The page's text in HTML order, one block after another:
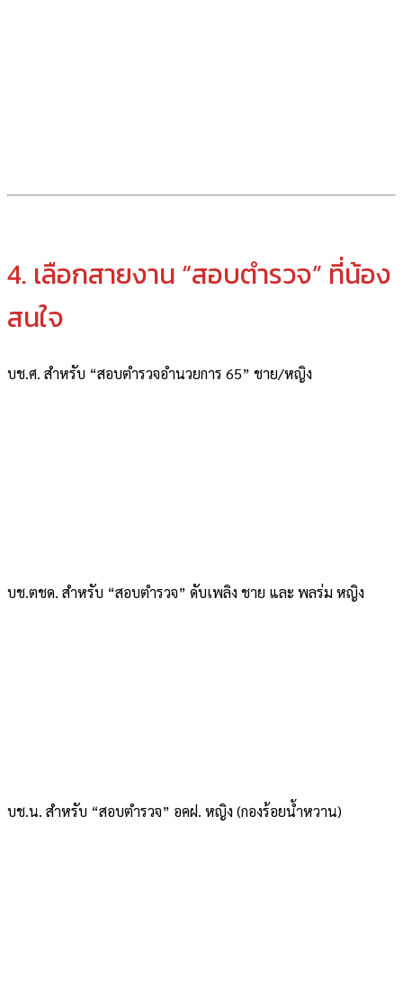
4. เลือกสายงาน “สอบตำรวจ” ที่น้อง
สนใจ
บช.ศ. สำหรับ “สอบตำรวจอำนวยการ 65” ชาย/หญิง
บช.ตชด. สำหรับ “สอบตำรวจ” ดับเพลิง ชาย และ พลร่ม หญิง
บช.น. สำหรับ “สอบตำรวจ” อคฝ. หญิง (กองร้อยน้ำหวาน)